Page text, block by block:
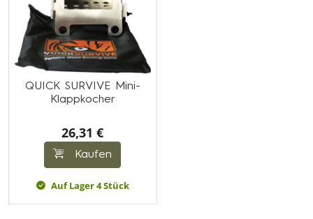
QUICK SURVIVE Mini-
Klappkocher
26,31 €
Kaufen
Auf Lager 4 Stück